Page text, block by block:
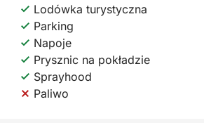
Lodówka turystyczna
Parking
Napoje
Prysznic na pokładzie
Sprayhood
Paliwo